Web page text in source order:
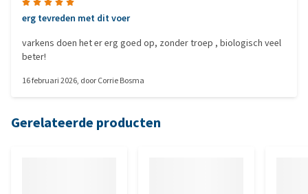
erg tevreden met dit voer
varkens doen het er erg goed op, zonder troep , biologisch veel
beter!
16 februari 2026, doorCorrie Bosma
Gerelateerde producten